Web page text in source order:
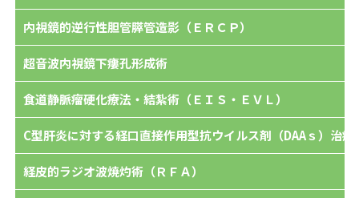
内視鏡的逆行性胆管膵管造影（ＥＲＣＰ）
超音波内視鏡下瘻孔形成術
食道静脈瘤硬化療法・結紮術（ＥＩＳ・ＥＶＬ）
C型肝炎に対する経口直接作用型抗ウイルス剤（DAAｓ）治療
経皮的ラジオ波焼灼術（ＲＦＡ）